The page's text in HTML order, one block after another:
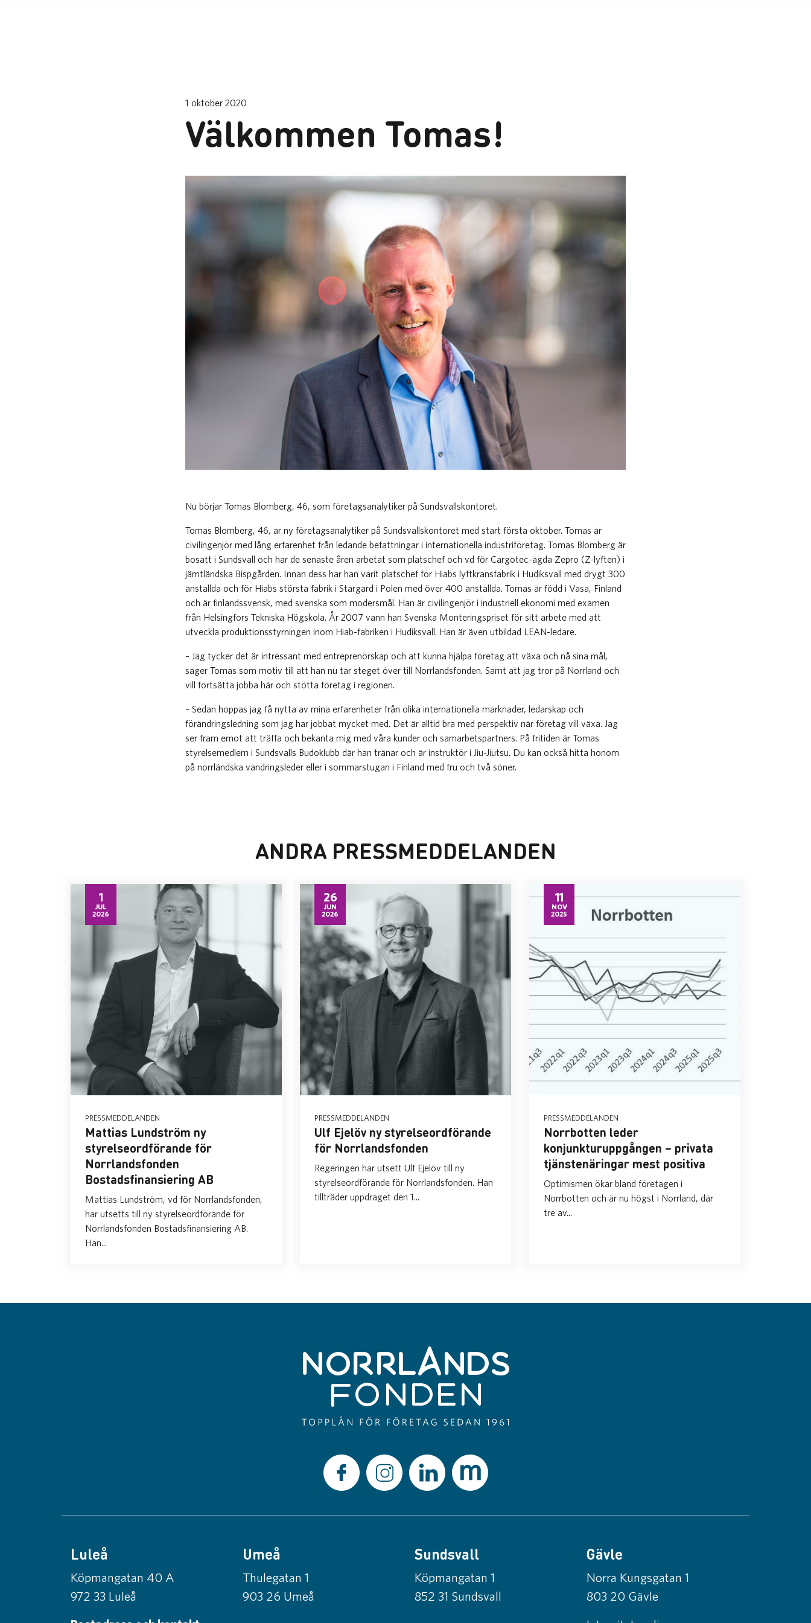
1 oktober 2020
Välkommen Tomas!
​Nu börjar Tomas Blomberg, 46, som företagsanalytiker på Sundsvallskontoret.
Tomas Blomberg, 46, är ny företagsanalytiker på Sundsvallskontoret med start första oktober. Tomas är
civilingenjör med lång erfarenhet från ledande befattningar i internationella industriföretag. Tomas Blomberg är
bosatt i Sundsvall och har de senaste åren arbetat som platschef och vd för Cargotec-ägda Zepro (Z-lyften) i
jämtländska Bispgården. Innan dess har han varit platschef för Hiabs lyftkransfabrik i Hudiksvall med drygt 300
anställda och för Hiabs största fabrik i Stargard i Polen med över 400 anställda. Tomas är född i Vasa, Finland
och är finlandssvensk, med svenska som modersmål. Han är civilingenjör i industriell ekonomi med examen
från Helsingfors Tekniska Högskola. År 2007 vann han Svenska Monteringspriset för sitt arbete med att
utveckla produktionsstyrningen inom Hiab-fabriken i Hudiksvall. Han är även utbildad LEAN-ledare.
– Jag tycker det är intressant med entreprenörskap och att kunna hjälpa företag att växa och nå sina mål,
säger Tomas som motiv till att han nu tar steget över till Norrlandsfonden. Samt att jag tror på Norrland och
vill fortsätta jobba här och stötta företag i regionen.
– Sedan hoppas jag få nytta av mina erfarenheter från olika internationella marknader, ledarskap och
förändringsledning som jag har jobbat mycket med. Det är alltid bra med perspektiv när företag vill växa. Jag
ser fram emot att träffa och bekanta mig med våra kunder och samarbetspartners. På fritiden är Tomas
styrelsemedlem i Sundsvalls Budoklubb där han tränar och är instruktör i Jiu-Jiutsu. Du kan också hitta honom
på norrländska vandringsleder eller i sommarstugan i Finland med fru och två söner.
ANDRA PRESSMEDDELANDEN
1
JUL
2026
PRESSMEDDELANDEN
Mattias Lundström ny
styrelseordförande för
Norrlandsfonden
Bostadsfinansiering AB
Mattias Lundström, vd för Norrlandsfonden,
har utsetts till ny styrelseordförande för
Norrlandsfonden Bostadsfinansiering AB.
Han...
26
JUN
2026
PRESSMEDDELANDEN
Ulf Ejelöv ny styrelseordförande
för Norrlandsfonden
Regeringen har utsett Ulf Ejelöv till ny
styrelseordförande för Norrlandsfonden. Han
tillträder uppdraget den 1...
11
NOV
2025
PRESSMEDDELANDEN
Norrbotten leder
konjunkturuppgången – privata
tjänstenäringar mest positiva
Optimismen ökar bland företagen i
Norrbotten och är nu högst i Norrland, där
tre av...
Luleå
Köpmangatan 40 A
972 33 Luleå
Umeå
Thulegatan 1
903 26 Umeå
Sundsvall
Köpmangatan 1
852 31 Sundsvall
Gävle
Norra Kungsgatan 1
803 20 Gävle